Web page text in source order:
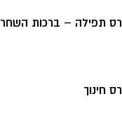
תפילה – ברכות השחר
חינוך